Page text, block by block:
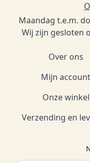
Maandag t.e.m.
Wij zijn gesloten
Over ons
Mijn account
Onze winkel
Verzending en